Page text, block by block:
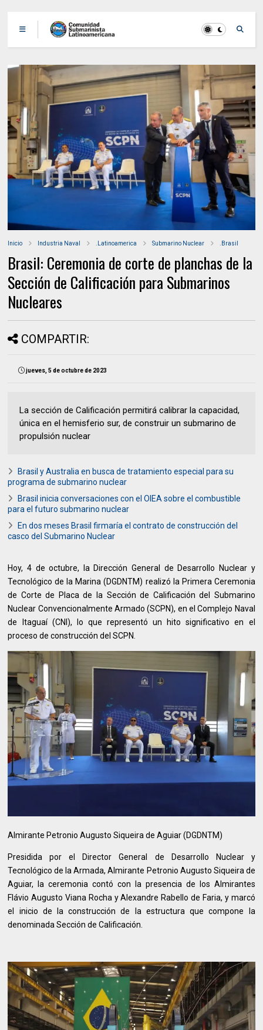
Inicio Industria Naval .Latinoamerica Submarino Nuclear .Brasil
Brasil: Ceremonia de corte de planchas de la
Sección de Calificación para Submarinos
Nucleares
COMPARTIR:
jueves, 5 de octubre de 2023
La sección de Calificación permitirá calibrar la capacidad,
única en el hemisferio sur, de construir un submarino de
propulsión nuclear
Brasil y Australia en busca de tratamiento especial para su
programa de submarino nuclear
Brasil inicia conversaciones con el OIEA sobre el combustible
para el futuro submarino nuclear
En dos meses Brasil firmaría el contrato de construcción del
casco del Submarino Nuclear
Hoy, 4 de octubre, la Dirección General de Desarrollo Nuclear y
Tecnológico de la Marina (DGDNTM) realizó la Primera Ceremonia
de Corte de Placa de la Sección de Calificación del Submarino
Nuclear Convencionalmente Armado (SCPN), en el Complejo Naval
de Itaguaí (CNI), lo que representó un hito significativo en el
proceso de construcción del SCPN.
Almirante Petronio Augusto Siqueira de Aguiar (DGDNTM)
Presidida por el Director General de Desarrollo Nuclear y
Tecnológico de la Armada, Almirante Petronio Augusto Siqueira de
Aguiar, la ceremonia contó con la presencia de los Almirantes
Flávio Augusto Viana Rocha y Alexandre Rabello de Faria, y marcó
el inicio de la construcción de la estructura que compone la
denominada Sección de Calificación.